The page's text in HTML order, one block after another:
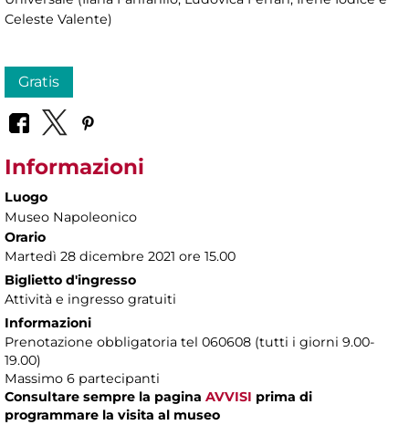
Celeste Valente)
Gratis
Informazioni
Luogo
Museo Napoleonico
Orario
Martedì 28 dicembre 2021 ore 15.00
Biglietto d'ingresso
Attività e ingresso gratuiti
Informazioni
Prenotazione obbligatoria tel 060608 (tutti i giorni 9.00-
19.00)
Massimo 6 partecipanti
Consultare sempre la pagina AVVISI prima di
programmare la visita al museo